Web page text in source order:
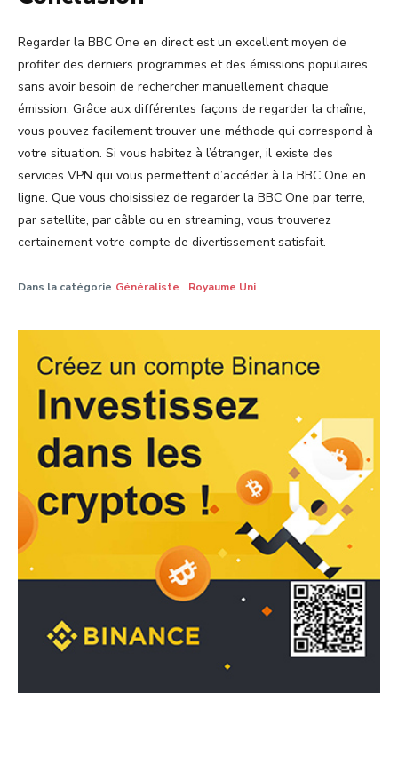
Regarder la BBC One en direct est un excellent moyen de
profiter des derniers programmes et des émissions populaires
sans avoir besoin de rechercher manuellement chaque
émission. Grâce aux différentes façons de regarder la chaîne,
vous pouvez facilement trouver une méthode qui correspond à
votre situation. Si vous habitez à l’étranger, il existe des
services VPN qui vous permettent d’accéder à la BBC One en
ligne. Que vous choisissiez de regarder la BBC One par terre,
par satellite, par câble ou en streaming, vous trouverez
certainement votre compte de divertissement satisfait.
Dans la catégorie Généraliste Royaume Uni